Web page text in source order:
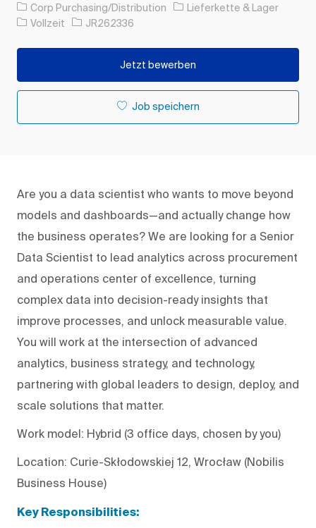
Corp Purchasing/Distribution Kategorie
Lieferkette & Lager
Auftragstyp
Vollzeit Auftrags-ID
JR262336
Jetzt bewerben
Job speichern
Are you a data scientist who wants to move beyond
models and dashboards—and actually change how
the business operates? We are looking for a Senior
Data Scientist to lead analytics across procurement
and operations center of excellence, turning
complex data into decision-ready insights that
improve processes, and unlock measurable value.
You will work at the intersection of advanced
analytics, business strategy, and technology,
partnering with global leaders to design, deploy, and
scale solutions that matter.
Work model: Hybrid (3 office days, chosen by you)
Location: Curie-Skłodowskiej 12, Wrocław (Nobilis
Business House)
Key Responsibilities: